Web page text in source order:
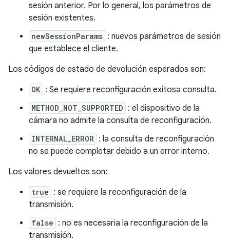
sesión anterior. Por lo general, los parámetros de
sesión existentes.
newSessionParams : nuevos parámetros de sesión
que establece el cliente.
Los códigos de estado de devolución esperados son:
OK : Se requiere reconfiguración exitosa consulta.
METHOD_NOT_SUPPORTED : el dispositivo de la
cámara no admite la consulta de reconfiguración.
INTERNAL_ERROR : la consulta de reconfiguración
no se puede completar debido a un error interno.
Los valores devueltos son:
true : se requiere la reconfiguración de la
transmisión.
false : no es necesaria la reconfiguración de la
transmisión.